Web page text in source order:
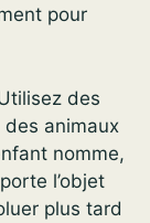
pour
des
des animaux
nomme,
l’objet
plus tard